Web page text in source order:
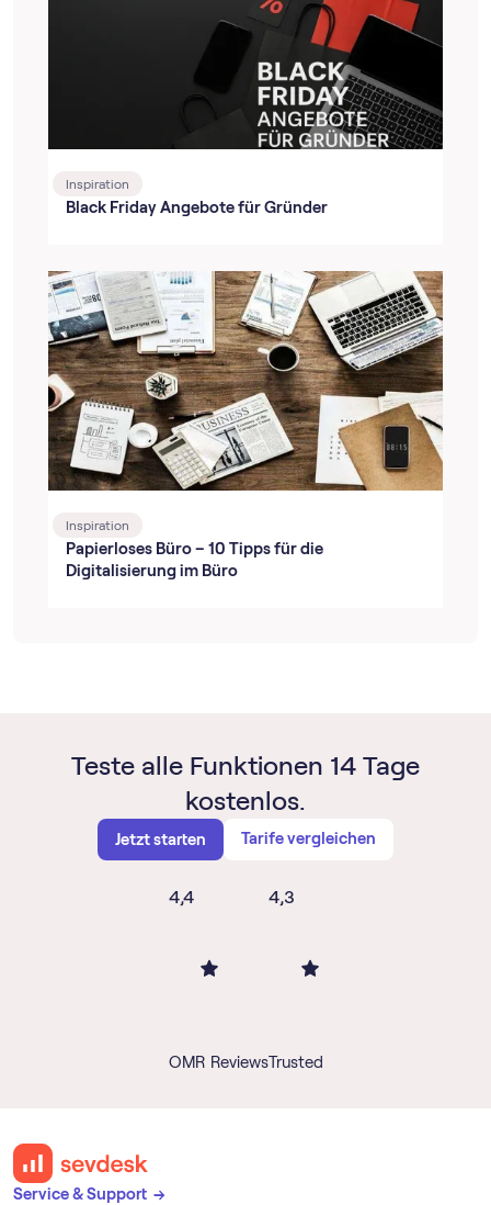
Inspiration
Black Friday Angebote für Gründer
Inspiration
Papierloses Büro – 10 Tipps für die
Digitalisierung im Büro
Teste alle Funktionen 14 Tage
kostenlos.
Jetzt starten Tarife vergleichen
4,4
OMR Reviews
4,3
Trusted
Service & Support →